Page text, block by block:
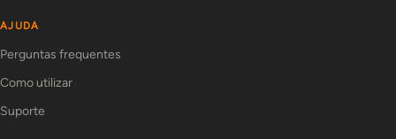
AJUDA
Perguntas frequentes
Como utilizar
Suporte